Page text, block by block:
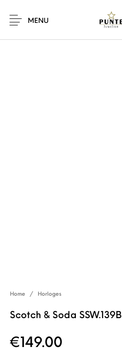
MENU
Home / Horloges
Scotch & Soda SSW.139B
€ 149.00